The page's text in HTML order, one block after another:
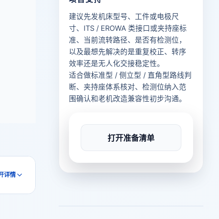
详情
建议先发机床型号、工件或电极尺
寸、ITS / EROWA 类接口或夹持座标
准、当前流转路径、是否有检测位，
以及最想先解决的是重复校正、转序
效率还是无人化交接稳定性。
适合做标准型 / 侧立型 / 直角型路线判
断、夹持座体系核对、检测位纳入范
围确认和老机改造兼容性初步沟通。
打开准备清单